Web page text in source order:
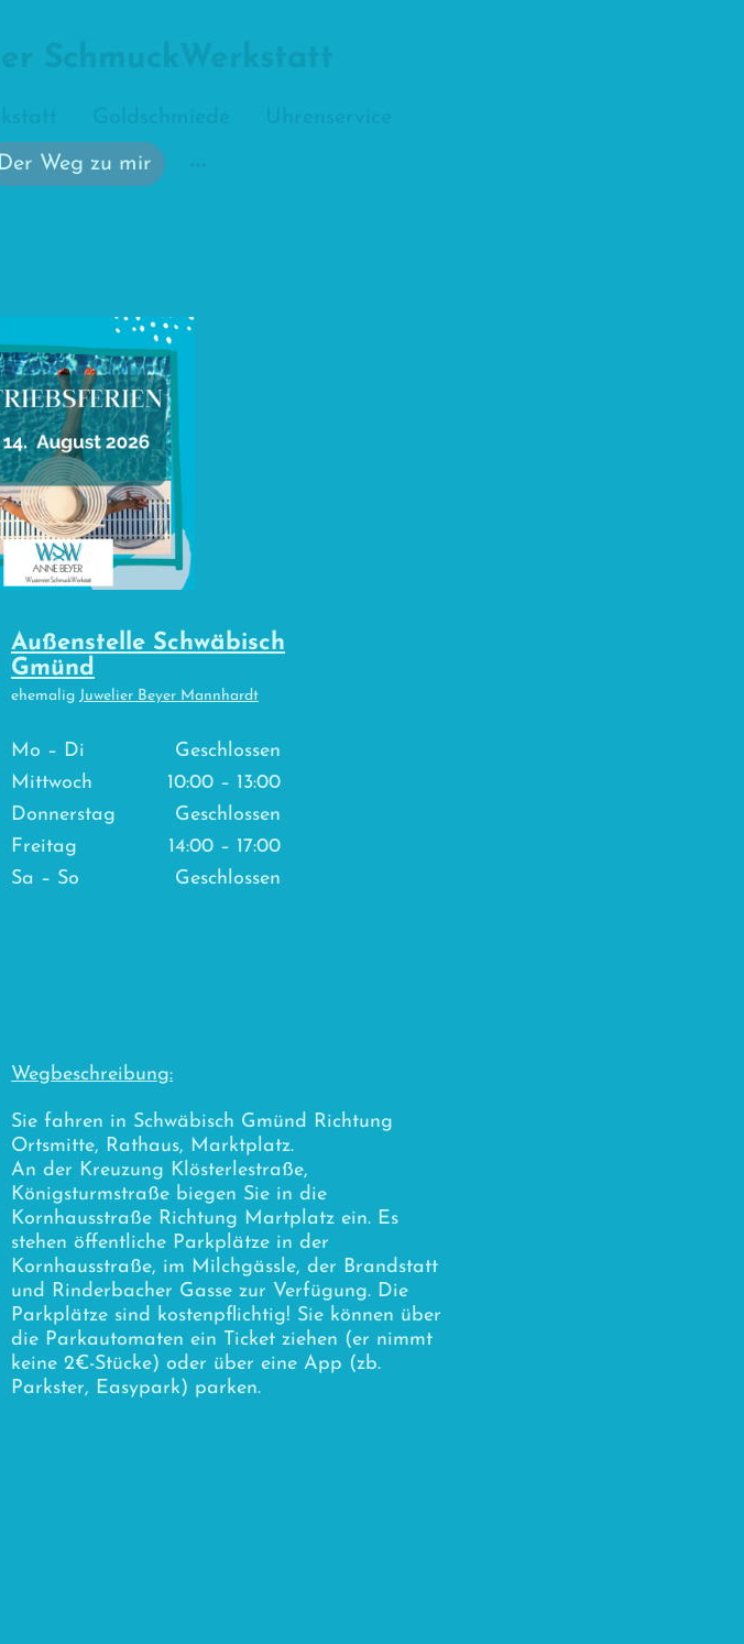
Der Weg zu mir
Außenstelle Schwäbisch
Gmünd
ehemalig Juwelier Beyer Mannhardt
Mo – Di
Geschlossen
Mittwoch
10:00 – 13:00
Donnerstag
Geschlossen
Freitag
14:00 – 17:00
Sa – So Geschlossen
Wegbeschreibung:
Sie fahren in Schwäbisch Gmünd Richtung
Ortsmitte, Rathaus, Marktplatz.
An der Kreuzung Klösterlestraße,
Königsturmstraße biegen Sie in die
Kornhausstraße Richtung Martplatz ein. Es
stehen öffentliche Parkplätze in der
Kornhausstraße, im Milchgässle, der Brandstatt
und Rinderbacher Gasse zur Verfügung. Die
Parkplätze sind kostenpflichtig! Sie können über
die Parkautomaten ein Ticket ziehen (er nimmt
keine 2€-Stücke) oder über eine App (zb.
Parkster, Easypark) parken.